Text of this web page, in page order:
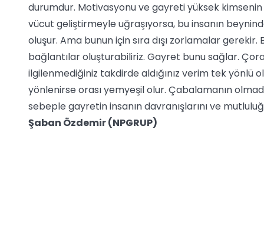
durumdur. Motivasyonu ve gayreti yüksek
vücut geliştirmeyle uğraşıyorsa, bu insanın
oluşur. Ama bunun için sıra dışı zorlamalar
bağlantılar oluşturabiliriz. Gayret bunu sağlar.
ilgilenmediğiniz takdirde aldığınız verim tek
yönlenirse orası yemyeşil olur. Çabalamanın
sebeple gayretin insanın davranışlarını ve
Şaban Özdemir (NPGRUP)